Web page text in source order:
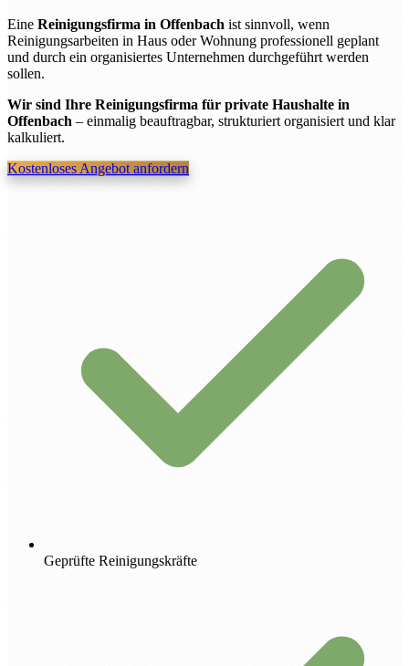
Eine Reinigungsfirma in Offenbach ist sinnvoll, wenn
Reinigungsarbeiten in Haus oder Wohnung professionell geplant
und durch ein organisiertes Unternehmen durchgeführt werden
sollen.
Wir sind Ihre Reinigungsfirma für private Haushalte in
Offenbach – einmalig beauftragbar, strukturiert organisiert und klar
kalkuliert.
Kostenloses Angebot anfordern
Geprüfte Reinigungskräfte